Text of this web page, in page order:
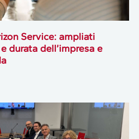
Service: ampliati
durata dell’impresa e